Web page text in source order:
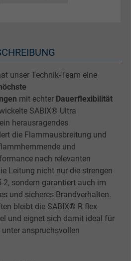
unser Technik-Team eine
höchste
mit echter Dauerflexibilität
SABIX® Ultra
herausragendes
die Flammausbreitung und
und
nach relevanten
Leitung nicht nur die strengen
2, sondern garantiert auch im
und sicheres Brandverhalten.
bleibt die SABIX® R flex
und eignet sich damit ideal für
anspruchsvollen